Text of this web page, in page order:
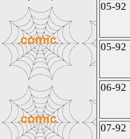
05-92
05-92
06-92
07-92